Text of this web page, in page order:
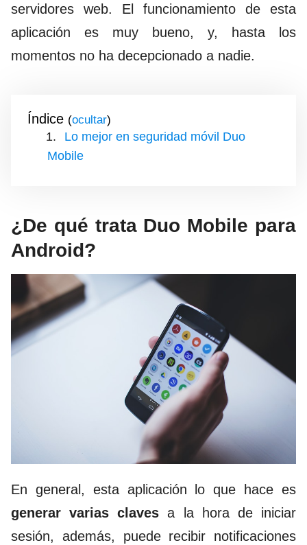
servidores web. El funcionamiento de esta
aplicación es muy bueno, y, hasta los
momentos no ha decepcionado a nadie.
Índice ( )
Lo mejor en seguridad móvil Duo
Mobile
¿De qué trata Duo Mobile para
Android?
En general, esta aplicación lo que hace es
generar varias claves a la hora de iniciar
sesión, además, puede recibir notificaciones